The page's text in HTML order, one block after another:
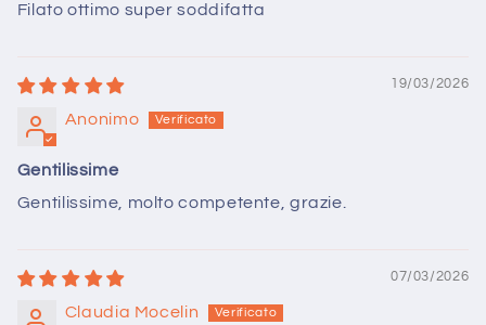
Filato ottimo super soddifatta
19/03/2026
Anonimo
Gentilissime
Gentilissime, molto competente, grazie.
07/03/2026
Claudia Mocelin